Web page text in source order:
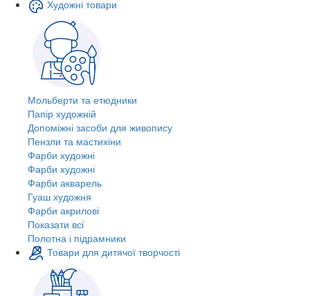
Художні товари
Мольберти та етюдники
Папір художній
Допоміжні засоби для живопису
Пензли та мастихіни
Фарби художні
Фарби художні
Фарби акварель
Гуаш художня
Фарби акрилові
Показати всі
Полотна і підрамники
Товари для дитячої творчості